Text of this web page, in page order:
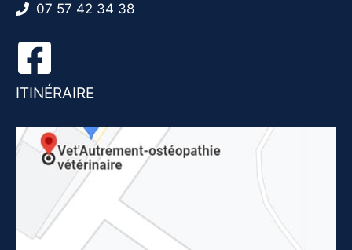
07 57 42 34 38
ITINÉRAIRE